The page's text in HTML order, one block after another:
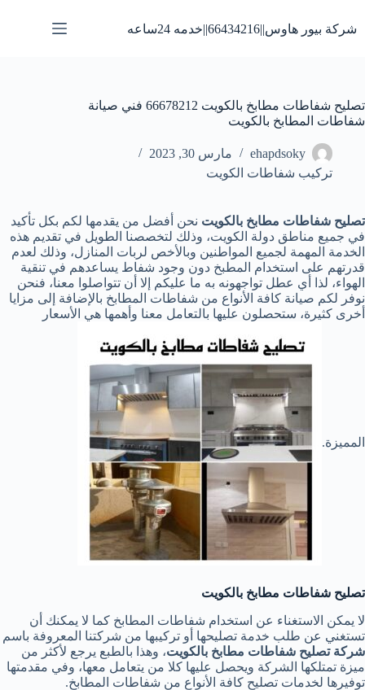
إلى
المحتوى
شركة بيور هاوس||66434216||خدمه 24ساعه
تصليح شفاطات مطابخ بالكويت 66678212 فني صيانة
شفاطات المطابخ بالكويت
ehapdsoky
مارس 30, 2023
تركيب شفاطات الكويت
تصليح شفاطات مطابخ بالكويت نحن أفضل من يقدمها لكم بكل تأكيد
في جميع مناطق دولة الكويت، وذلك لتخصصنا الطويل في تقديم هذه
الخدمة المهمة لجميع المواطنين وبالأخص لربات المنازل، وذلك لعدم
قدرتهم على استخدام المطبخ دون وجود شفاط يساعدهم في تنقية
الهواء، لذا أي عطل تواجهونه به ما عليكم إلا أن تتواصلوا معنا، فنحن
نوفر لكم صيانة كافة الأنواع من شفاطات المطابخ بالإضافة إلى مزايا
أخرى كثيرة، ستحصلون عليها بالتعامل معنا وأهمها هي الأسعار
المميزة.
تصليح شفاطات مطابخ بالكويت
لا يمكن الاستغناء عن استخدام شفاطات المطابخ كما لا يمكنك أن
تستغني عن طلب خدمة تصليحها أو تركيبها من شركتنا المعروفة باسم
شركة تصليح شفاطات مطابخ بالكويت، وهذا بالطبع يرجع لأكثر من
ميزة تمتلكها الشركة ويحصل عليها كلا من يتعامل معها، وفي مقدمتها
توفيرها لخدمات تصليح كافة الأنواع من شفاطات المطابخ.